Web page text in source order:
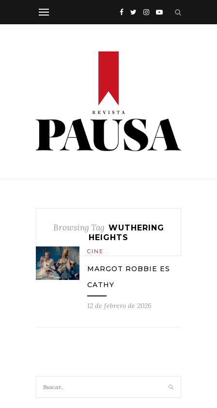
Browsing Tag WUTHERING
HEIGHTS
CINE
MARGOT ROBBIE ES
CATHY
12 de febrero de 2026